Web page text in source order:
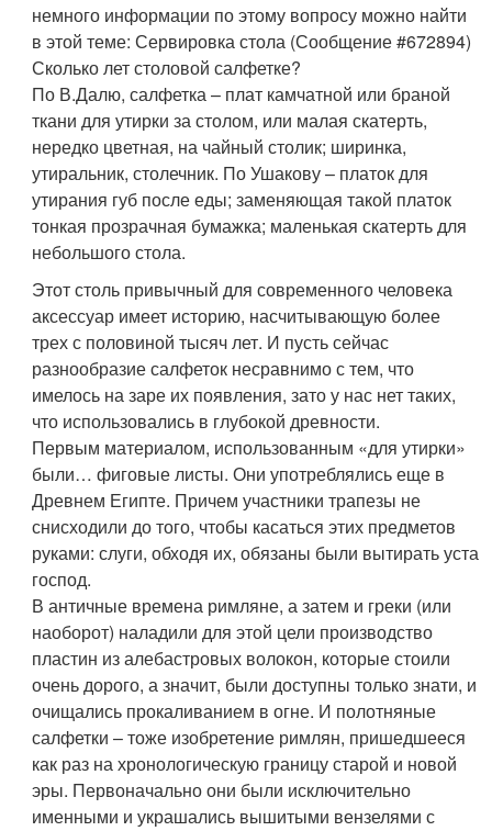
немного информации по этому вопросу можно найти
в этой теме: Сервировка стола (Сообщение #672894)
Сколько лет столовой салфетке?
По В.Далю, салфетка – плат камчатной или браной
ткани для утирки за столом, или малая скатерть,
нередко цветная, на чайный столик; ширинка,
утиральник, столечник. По Ушакову – платок для
утирания губ после еды; заменяющая такой платок
тонкая прозрачная бумажка; маленькая скатерть для
небольшого стола.
Этот столь привычный для современного человека
аксессуар имеет историю, насчитывающую более
трех с половиной тысяч лет. И пусть сейчас
разнообразие салфеток несравнимо с тем, что
имелось на заре их появления, зато у нас нет таких,
что использовались в глубокой древности.
Первым материалом, использованным «для утирки»
были… фиговые листы. Они употреблялись еще в
Древнем Египте. Причем участники трапезы не
снисходили до того, чтобы касаться этих предметов
руками: слуги, обходя их, обязаны были вытирать уста
господ.
В античные времена римляне, а затем и греки (или
наоборот) наладили для этой цели производство
пластин из алебастровых волокон, которые стоили
очень дорого, а значит, были доступны только знати, и
очищались прокаливанием в огне. И полотняные
салфетки – тоже изобретение римлян, пришедшееся
как раз на хронологическую границу старой и новой
эры. Первоначально они были исключительно
именными и украшались вышитыми вензелями с